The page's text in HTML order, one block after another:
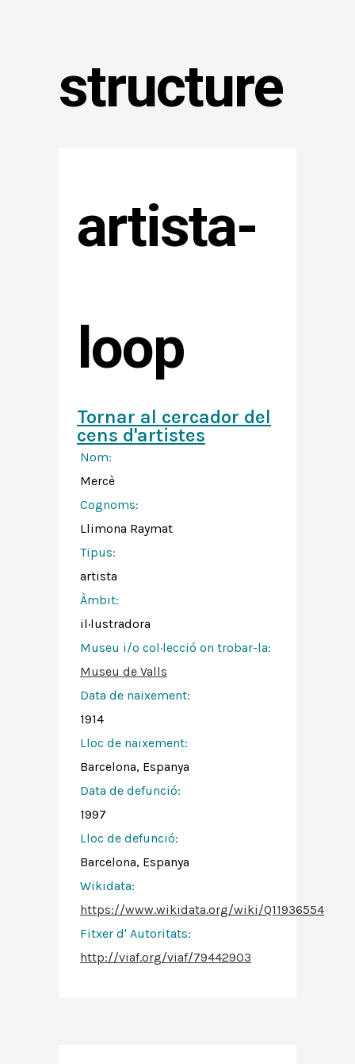
structure
artista-
loop
Tornar al cercador del
cens d'artistes
Nom:
Mercè
Cognoms:
Llimona Raymat
Tipus:
artista
Àmbit:
il·lustradora
Museu i/o col·lecció on trobar-la:
Museu de Valls
Data de naixement:
1914
Lloc de naixement:
Barcelona, Espanya
Data de defunció:
1997
Lloc de defunció:
Barcelona, Espanya
Wikidata:
https://www.wikidata.org/wiki/Q11936554
Fitxer d' Autoritats:
http://viaf.org/viaf/79442903